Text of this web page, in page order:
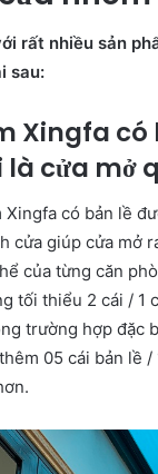
rất nhiều sản
sau:
Xingfa có
là cửa mở
Xingfa có bản lề
cửa giúp cửa mở
của từng căn
tối thiểu 2 cái / 1
trường hợp đặc
05 cái bản lề /